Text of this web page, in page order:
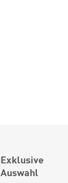
Exklusive
Auswahl